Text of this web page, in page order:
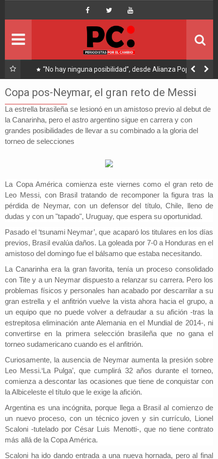
“No hay ninguna posibilidad”, desde Alianza Popular
descartan que Andrónico asista a reunión convocada por
Copa pos-Neymar, el gran reto de Messi
La estrella brasileña se lesionó en un amistoso previo al debut de
la Canarinha, pero el astro argentino sigue en carrera y con
grandes posibilidades de llevar a su combinado a la gloria del
torneo de selecciones
La Copa América comienza este viernes como el gran reto de
Leo Messi, con Brasil tratando de recomponer la figura tras la
pérdida de Neymar, con un defensor del título, Chile, lleno de
dudas y con un "tapado", Uruguay, que espera su oportunidad.
Pasado el ‘tsunami Neymar’, que acaparó los titulares en los días
previos, Brasil evalúa daños. La goleada por 7-0 a Honduras en el
amistoso del domingo fue el bálsamo que estaba necesitando.
La Canarinha era la gran favorita, tenía un proceso consolidado
con Tite y a un Neymar dispuesto a relanzar su carrera. Pero los
problemas físicos y personales han acabado por descarrilar a su
gran estrella y el anfitrión vuelve la vista ahora hacia el grupo, a
un equipo que no puede volver a defraudar a su afición -tras la
estrepitosa eliminación ante Alemania en el Mundial de 2014-, ni
convertirse en la primera selección brasileña que no gana el
torneo sudamericano cuando es el anfitrión.
Curiosamente, la ausencia de Neymar aumenta la presión sobre
Leo Messi.‘La Pulga’, que cumplirá 32 años durante el torneo,
comienza a descontar las ocasiones que tiene de conquistar con
la Albiceleste el título que le exige la afición.
Argentina es una incógnita, porque llega a Brasil al comienzo de
un nuevo proceso, con un técnico joven y sin currículo, Lionel
Scaloni -tutelado por César Luis Menotti-, que no tiene contrato
más allá de la Copa América.
Scaloni ha ido dando entrada a una nueva hornada, pero al final
Portada
Ultimo
Economía
Mundo
Lee Más